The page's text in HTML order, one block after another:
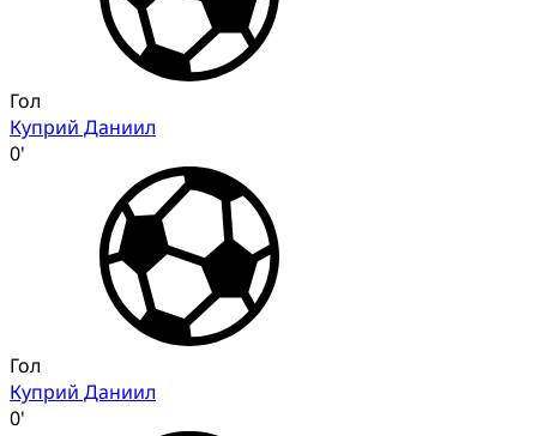
Гол
Куприй Даниил
0'
Гол
Куприй Даниил
0'